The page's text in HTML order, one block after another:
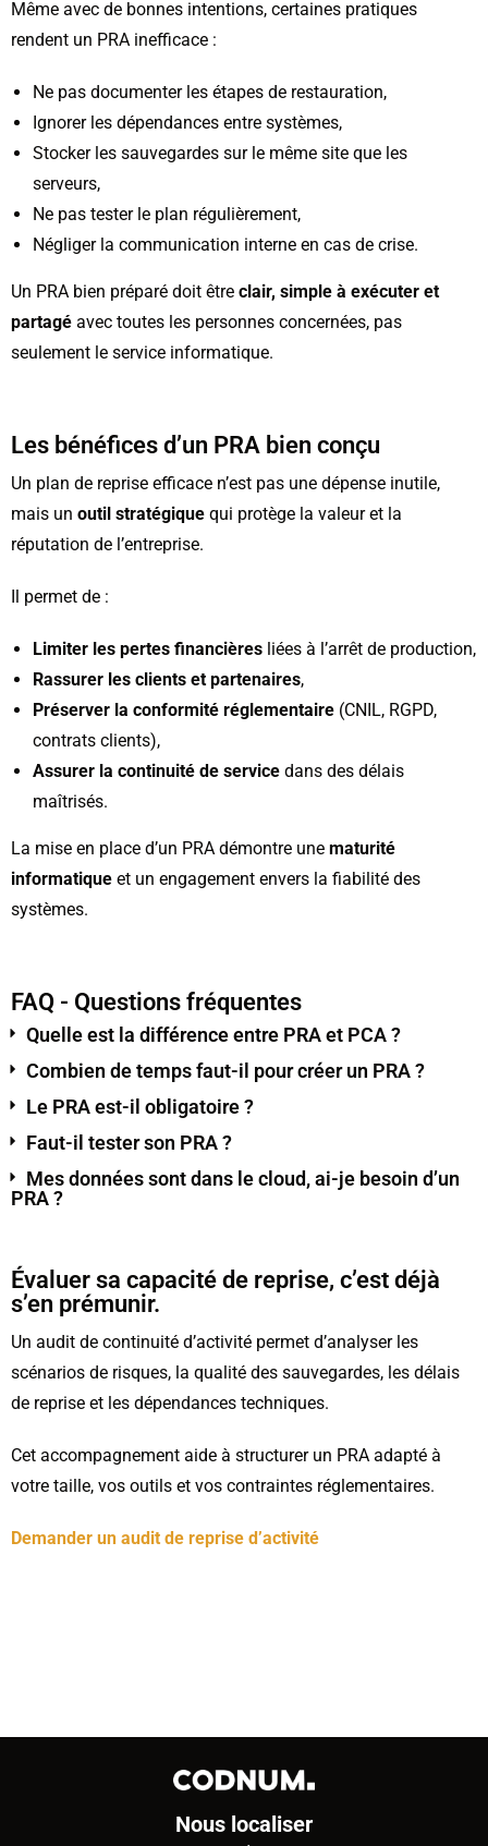
Même avec de bonnes intentions, certaines pratiques
rendent un PRA inefficace :
Ne pas documenter les étapes de restauration,
Ignorer les dépendances entre systèmes,
Stocker les sauvegardes sur le même site que les
serveurs,
Ne pas tester le plan régulièrement,
Négliger la communication interne en cas de crise.
Un PRA bien préparé doit être clair, simple à exécuter et
partagé avec toutes les personnes concernées, pas
seulement le service informatique.
Les bénéfices d’un PRA bien conçu
Un plan de reprise efficace n’est pas une dépense inutile,
mais un outil stratégique qui protège la valeur et la
réputation de l’entreprise.
Il permet de :
Limiter les pertes financières liées à l’arrêt de production,
Rassurer les clients et partenaires,
Préserver la conformité réglementaire (CNIL, RGPD,
contrats clients),
Assurer la continuité de service dans des délais
maîtrisés.
La mise en place d’un PRA démontre une maturité
informatique et un engagement envers la fiabilité des
systèmes.
FAQ - Questions fréquentes
Quelle est la différence entre PRA et PCA ?
Combien de temps faut-il pour créer un PRA ?
Le PRA est-il obligatoire ?
Faut-il tester son PRA ?
Mes données sont dans le cloud, ai-je besoin d’un
PRA ?
Évaluer sa capacité de reprise, c’est déjà
s’en prémunir.
Un audit de continuité d’activité permet d’analyser les
scénarios de risques, la qualité des sauvegardes, les délais
de reprise et les dépendances techniques.
Cet accompagnement aide à structurer un PRA adapté à
votre taille, vos outils et vos contraintes réglementaires.
Demander un audit de reprise d’activité
Nous localiser